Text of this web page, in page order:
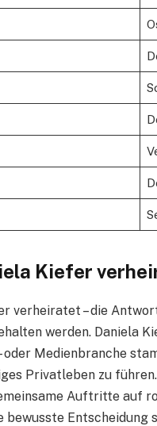
Kiefer
verheiratet – die
werden. Daniela
Medienbranche
Privatleben zu
Auftritte auf
bewusste